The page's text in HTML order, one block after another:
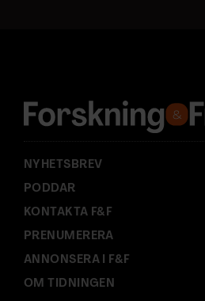
s
:
NYHETSBREV
PODDAR
KONTAKTA F&F
PRENUMERERA
ANNONSERA I F&F
OM TIDNINGEN